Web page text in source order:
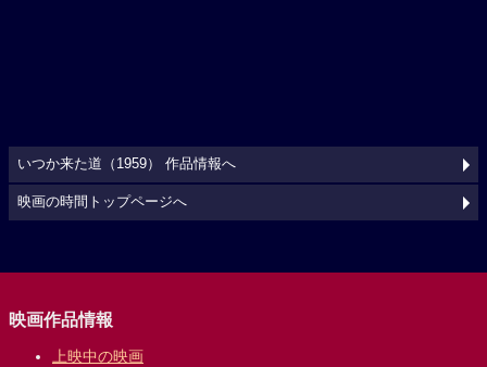
いつか来た道（1959） 作品情報へ
映画の時間トップページへ
映画作品情報
上映中の映画